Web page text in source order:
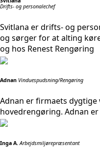
Drifts- og personalechef
Svitlana er drifts- og
og sørger for at alting
og hos Renest Rengøring
Adnan Vinduespudsning/Rengøring
Adnan er firmaets
hovedrengøring. Adnan
Inga A. Arbejdsmiljørepræsentant